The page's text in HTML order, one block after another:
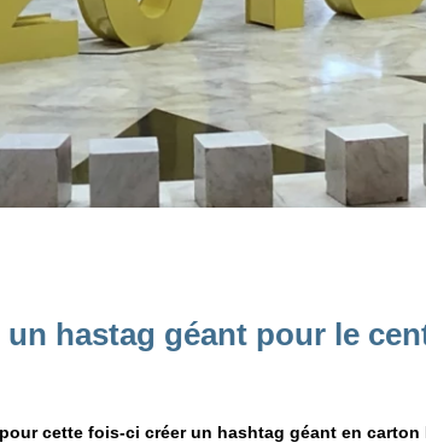
hastag géant pour le
cette fois-ci créer un hashtag géant en carton